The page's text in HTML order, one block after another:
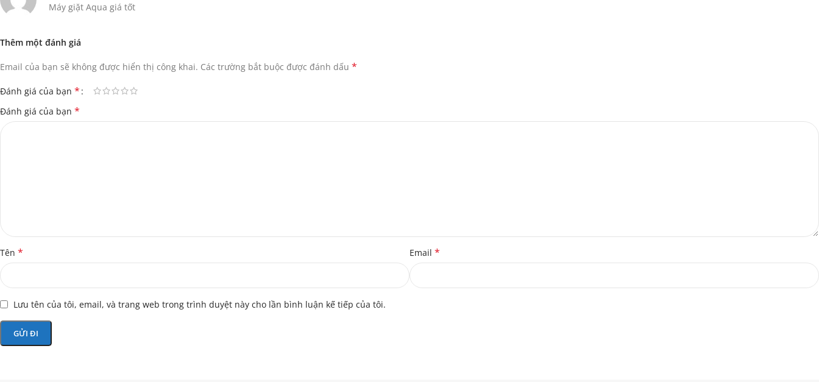
Máy giặt Aqua giá tốt
Thêm một đánh giá
Email của bạn sẽ không được hiển thị công khai. Các trường bắt buộc được đánh dấu *
Đánh giá của bạn *
Đánh giá của bạn *
Tên * Email *
Lưu tên của tôi, email, và trang web trong trình duyệt này cho lần bình luận kế tiếp của tôi.